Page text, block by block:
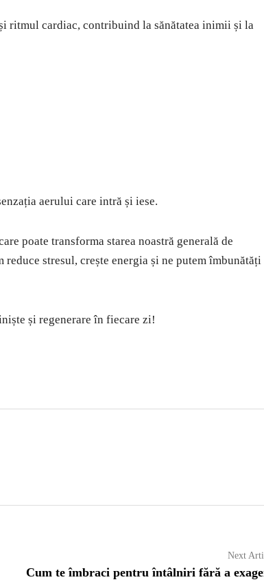
ritmul cardiac, contribuind la sănătatea inimii și la
aerului care intră și iese.
poate transforma starea noastră generală de
stresul, crește energia și ne putem îmbunătăți
și regenerare în fiecare zi!
Next
Cum te îmbraci pentru întâlniri fără a